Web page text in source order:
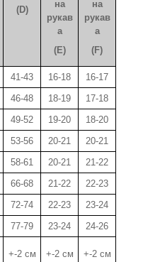
(D)
на
рукав
а
(E)
на
рукав
а
(F)
41-43 16-18
16-17
46-48 18-19
17-18
49-52 19-20
18-20
53-56 20-21
20-21
58-61 20-21
21-22
66-68 21-22
22-23
72-74 22-23
23-24
77-79 23-24
24-26
+-2 см +-2 см +-2 см